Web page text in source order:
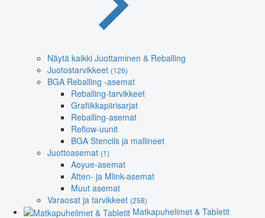
Näytä kaikki Juottaminen & Reballing
Juotostarvikkeet (126)
BGA Reballing -asemat
Reballing-tarvikkeet
Grafiikkapiirisarjat
Reballing-asemat
Reflow-uunit
BGA Stencils ja mallineet
Juottoasemat (1)
Aoyue-asemat
Atten- ja Mlink-asemat
Muut asemat
Varaosat ja tarvikkeet (258)
Matkapuhelimet & Tabletit